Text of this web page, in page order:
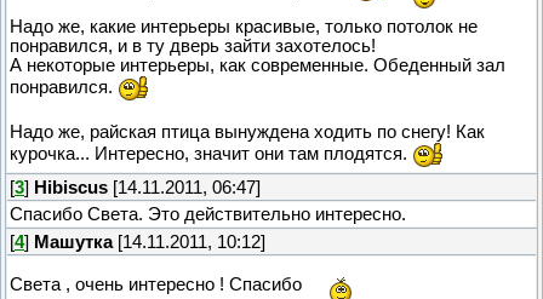
Надо же, какие интерьеры красивые, только потолок не
понравился, и в ту дверь зайти захотелось!
А некоторые интерьеры, как современные. Обеденный зал
понравился.
Надо же, райская птица вынуждена ходить по снегу! Как
курочка... Интересно, значит они там плодятся.
[3] Hibiscus [14.11.2011, 06:47]
Спасибо Света. Это действительно интересно.
[4] Машутка[14.11.2011, 10:12]
Света , очень интересно ! Спасибо